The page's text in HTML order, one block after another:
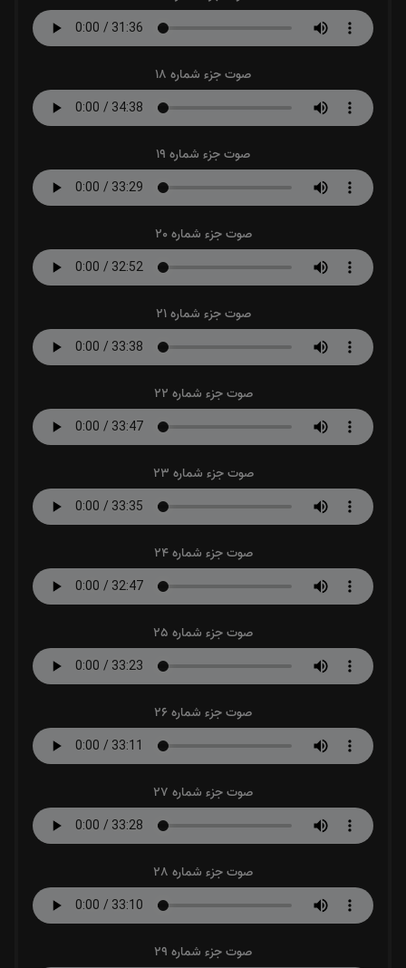
صوت جزء شماره 18
صوت جزء شماره 19
صوت جزء شماره 20
صوت جزء شماره 21
صوت جزء شماره 22
صوت جزء شماره 23
صوت جزء شماره 24
صوت جزء شماره 25
صوت جزء شماره 26
صوت جزء شماره 27
صوت جزء شماره 28
صوت جزء شماره 29